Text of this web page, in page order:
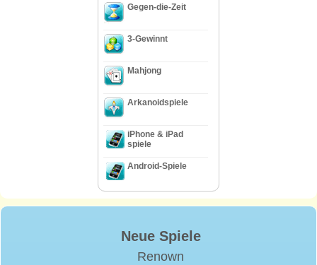
Gegen-die-Zeit
3-Gewinnt
Mahjong
Arkanoidspiele
iPhone & iPad
spiele
Android-Spiele
Neue Spiele
Renown